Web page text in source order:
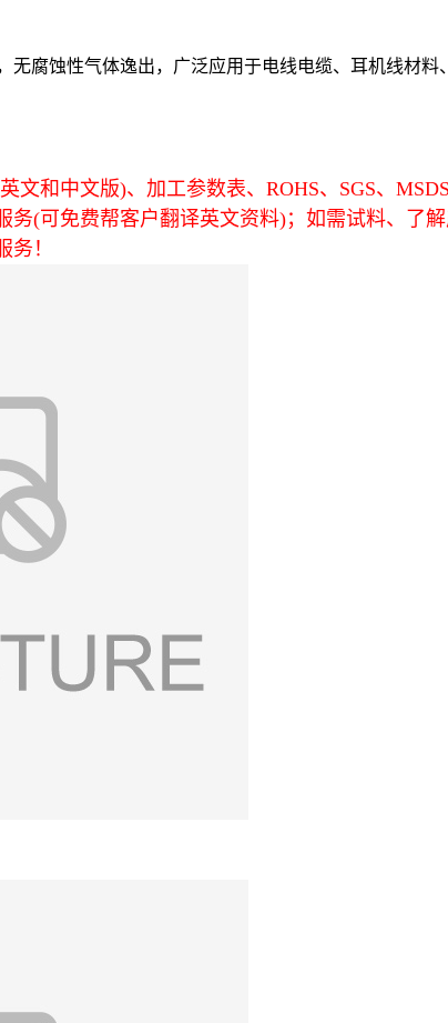
腐蚀性气体逸出，广泛应用于电线电缆、耳机线材料
文和中文版)、加工参数表、ROHS、SGS、
(可免费帮客户翻译英文资料)；如需试料、了
！